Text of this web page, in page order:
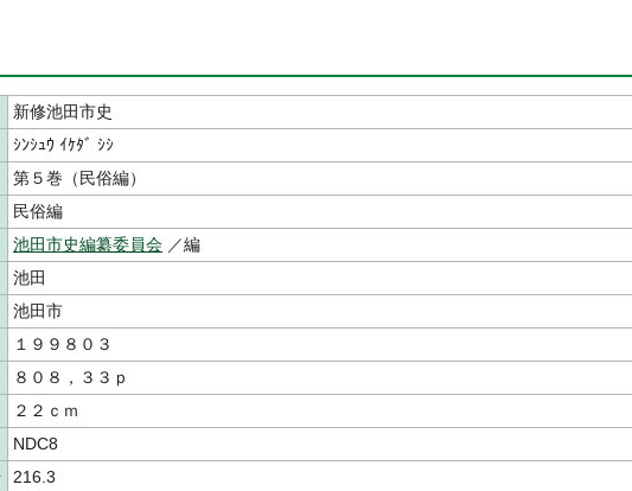
新修池田市史
ｼﾝｼｭｳ ｲｹﾀﾞ ｼｼ
第５巻（民俗編）
民俗編
池田市史編纂委員会 ／編
池田
池田市
１９９８０３
８０８，３３ｐ
２２ｃｍ
NDC8
216.3